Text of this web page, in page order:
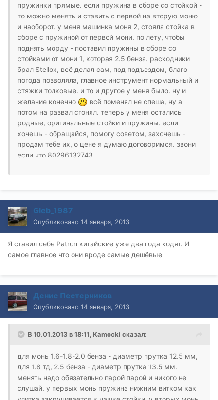
пружинки прямые. если пружина в сборе со стойкой -
то можно менять и ставить с первой на вторую моню
и наоборот. у меня машинка моня 2, стояла стойка в
сборе с пружиной от первой мони. по лету, чтобы
поднять морду - поставил пружины в сборе со
стойками от мони 1, которая 2.5 бенза. расходники
брал Stellox, всё делал сам, под подъездом, благо
погода позволяла, главное инструмент нормальный и
стяжки толковые. и то и другое у меня было. ну и
желание конечно
всё поменял не спеша, ну а
потом на развал сгонял. теперь у меня остались
родные, оригинальные стойки и пружины. если
хочешь - обращайся, помогу советом, захочешь -
продам тебе их, о цене я думаю договоримся. звони
если что 80296132743
Gleb_1987
Опубликовано 14 января, 2013
Я ставил себе Patron китайские уже два года ходят. И
самое главное что они вроде самые дешёвые
Денис Пестерников
Опубликовано 14 января, 2013
В 10.01.2013 в 18:11, Kamocki сказал:
для монь 1.6-1.8-2.0 бенза - диаметр прутка 12.5 мм,
для 1.8 тд, 2.5 бенза - диаметр прутка 13.5 мм.
менять надо обязательно парой парой и никого не
слушай. у первых монь пружина нижним витком как